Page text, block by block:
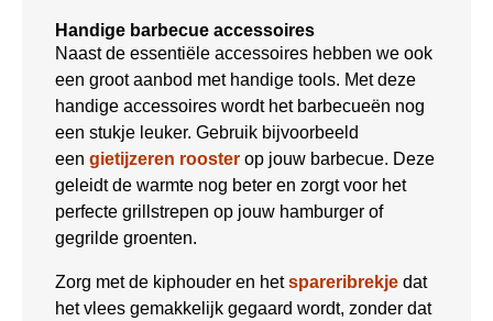
Handige barbecue accessoires
Naast de essentiële accessoires hebben we ook
een groot aanbod met handige tools. Met deze
handige accessoires wordt het barbecueën nog
een stukje leuker. Gebruik bijvoorbeeld
een gietijzeren rooster op jouw barbecue. Deze
geleidt de warmte nog beter en zorgt voor het
perfecte grillstrepen op jouw hamburger of
gegrilde groenten.
Zorg met de kiphouder en hetspareribrekje dat
het vlees gemakkelijk gegaard wordt, zonder dat